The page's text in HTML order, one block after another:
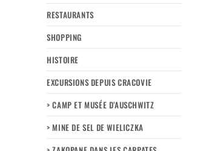
RESTAURANTS
SHOPPING
HISTOIRE
EXCURSIONS DEPUIS CRACOVIE
> CAMP ET MUSÉE D’AUSCHWITZ
> MINE DE SEL DE WIELICZKA